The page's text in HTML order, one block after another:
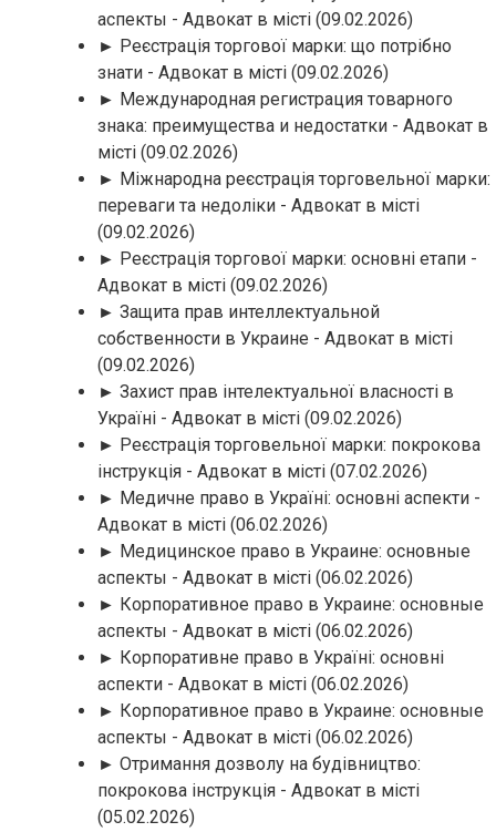
аспекты - Адвокат в місті (09.02.2026)
► Реєстрація торгової марки: що потрібно
знати - Адвокат в місті (09.02.2026)
► Международная регистрация товарного
знака: преимущества и недостатки - Адвокат в
місті (09.02.2026)
► Міжнародна реєстрація торговельної марки:
переваги та недоліки - Адвокат в місті
(09.02.2026)
► Реєстрація торгової марки: основні етапи -
Адвокат в місті (09.02.2026)
► Защита прав интеллектуальной
собственности в Украине - Адвокат в місті
(09.02.2026)
► Захист прав інтелектуальної власності в
Україні - Адвокат в місті (09.02.2026)
► Реєстрація торговельної марки: покрокова
інструкція - Адвокат в місті (07.02.2026)
► Медичне право в Україні: основні аспекти -
Адвокат в місті (06.02.2026)
► Медицинское право в Украине: основные
аспекты - Адвокат в місті (06.02.2026)
► Корпоративное право в Украине: основные
аспекты - Адвокат в місті (06.02.2026)
► Корпоративне право в Україні: основні
аспекти - Адвокат в місті (06.02.2026)
► Корпоративное право в Украине: основные
аспекты - Адвокат в місті (06.02.2026)
► Отримання дозволу на будівництво:
покрокова інструкція - Адвокат в місті
(05.02.2026)